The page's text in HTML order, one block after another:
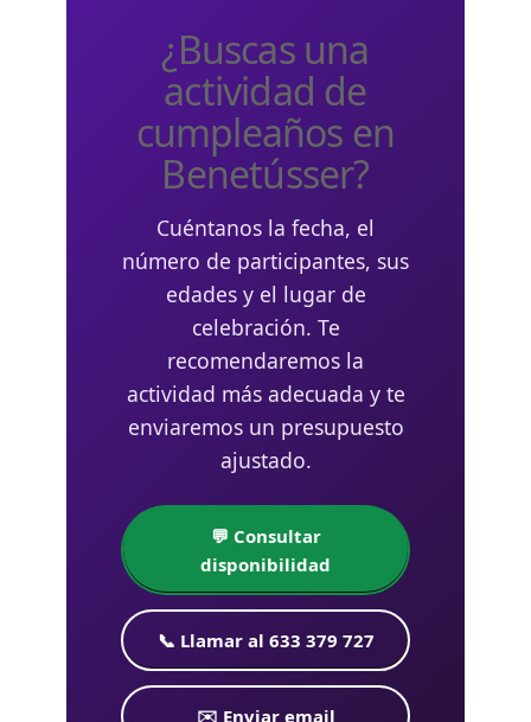
¿Buscas una
actividad de
cumpleaños en
Benetússer?
Cuéntanos la fecha, el
número de participantes, sus
edades y el lugar de
celebración. Te
recomendaremos la
actividad más adecuada y te
enviaremos un presupuesto
ajustado.
💬 Consultar
disponibilidad
📞 Llamar al 633 379 727
✉️ Enviar email